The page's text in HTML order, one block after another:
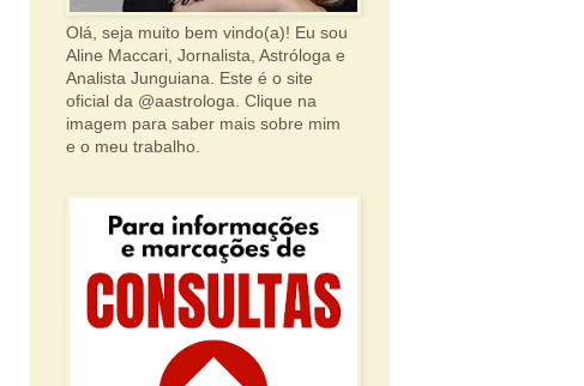
Olá, seja muito bem vindo(a)! Eu sou
Aline Maccari, Jornalista, Astróloga e
Analista Junguiana. Este é o site
oficial da @aastrologa. Clique na
imagem para saber mais sobre mim
e o meu trabalho.